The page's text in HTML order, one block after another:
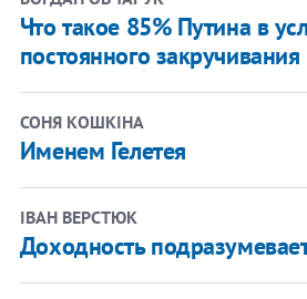
Что такое 85% Путина в
постоянного закручивания
СОНЯ КОШКІНА
​Именем Гелетея
ІВАН ВЕРСТЮК
Доходность